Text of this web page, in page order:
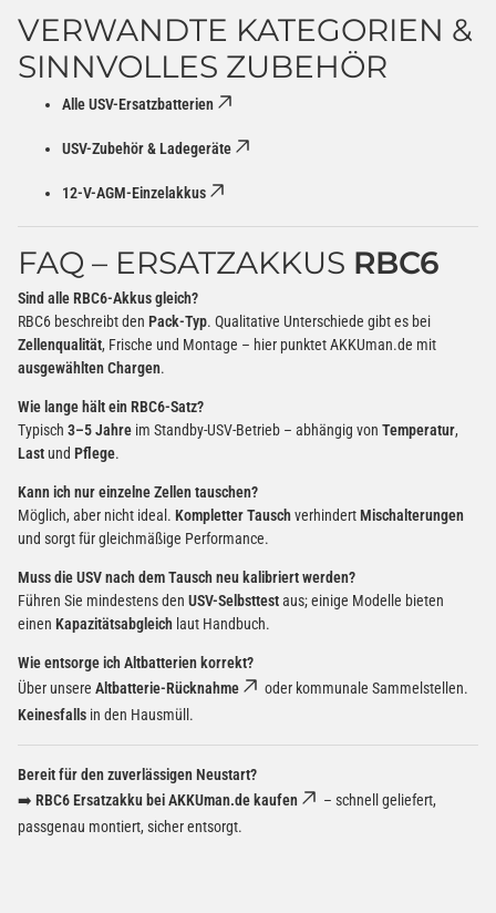
VERWANDTE KATEGORIEN &
SINNVOLLES ZUBEHÖR
Alle USV-Ersatzbatterien
USV-Zubehör & Ladegeräte
12-V-AGM-Einzelakkus
FAQ – ERSATZAKKUS RBC6
Sind alle RBC6-Akkus gleich?
RBC6 beschreibt den Pack-Typ. Qualitative Unterschiede gibt es bei
Zellenqualität, Frische und Montage – hier punktet AKKUman.de mit
ausgewählten Chargen.
Wie lange hält ein RBC6-Satz?
Typisch 3–5 Jahre im Standby-USV-Betrieb – abhängig von Temperatur,
Last und Pflege.
Kann ich nur einzelne Zellen tauschen?
Möglich, aber nicht ideal. Kompletter TauschverhindertMischalterungen
und sorgt für gleichmäßige Performance.
Muss die USV nach dem Tausch neu kalibriert werden?
Führen Sie mindestens den USV-Selbsttestaus; einige Modelle bieten
einen Kapazitätsabgleich laut Handbuch.
Wie entsorge ich Altbatterien korrekt?
Über unsere Altbatterie-Rücknahme
oder kommunale Sammelstellen.
Keinesfalls in den Hausmüll.
Bereit für den zuverlässigen Neustart?
➡️ RBC6 Ersatzakku bei AKKUman.de kaufen
– schnell geliefert,
passgenau montiert, sicher entsorgt.